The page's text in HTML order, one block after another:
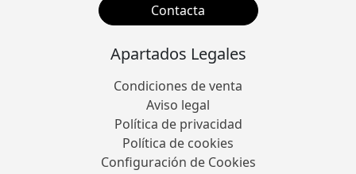
Contacta
Apartados Legales
Condiciones de venta
Aviso legal
Política de privacidad
Política de cookies
Configuración de Cookies